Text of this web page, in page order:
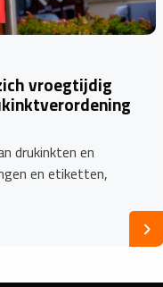
vroegtijdig
drukinkten en
en etiketten,